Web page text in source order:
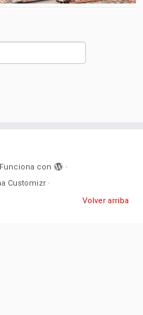
Funciona con
·
Customizr ·
Volver arriba